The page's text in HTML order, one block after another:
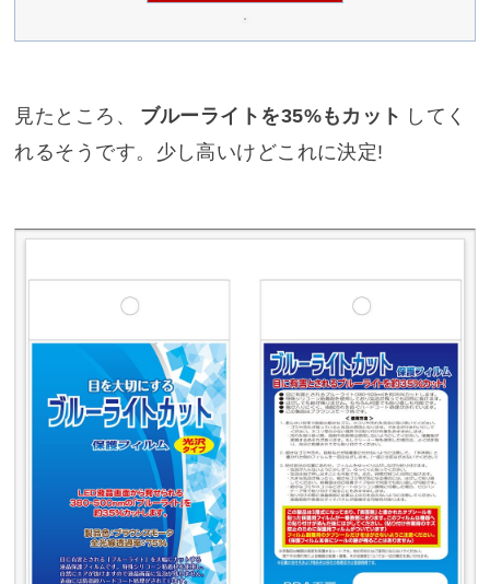
見たところ、 ブルーライトを35%もカット してく
れるそうです。少し高いけどこれに決定!